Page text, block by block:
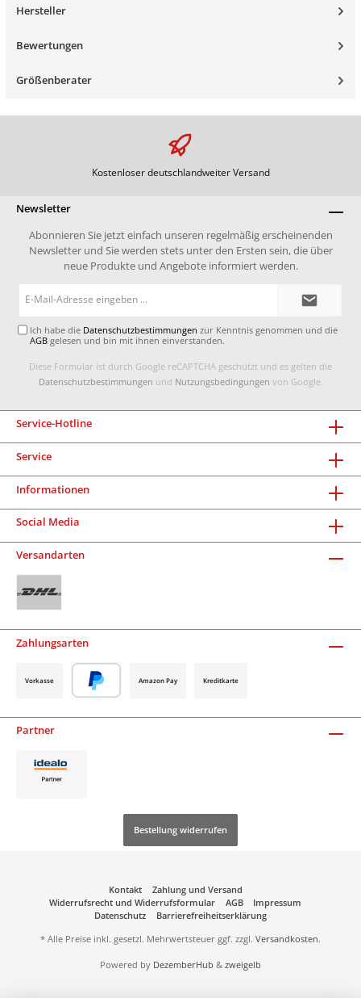
Hersteller
Bewertungen
Größenberater
Kostenloser deutschlandweiter Versand
Newsletter
Abonnieren Sie jetzt einfach unseren regelmäßig erscheinenden
Newsletter und Sie werden stets unter den Ersten sein, die über
neue Produkte und Angebote informiert werden.
Ich habe die Datenschutzbestimmungen zur Kenntnis genommen und die
AGB gelesen und bin mit ihnen einverstanden.
Diese Formular ist durch Google reCAPTCHA geschützt und es gelten die
Datenschutzbestimmungen und Nutzungsbedingungen von Google.
Service-Hotline
Service
Informationen
Social Media
Versandarten
Zahlungsarten
Vorkasse Amazon Pay Kreditkarte
Partner
Bestellung widerrufen
Kontakt
Zahlung und Versand
Widerrufsrecht und Widerrufsformular
AGB
Impressum
Datenschutz
Barrierefreiheitserklärung
* Alle Preise inkl. gesetzl. Mehrwertsteuer ggf. zzgl. Versandkosten.
Powered by DezemberHub & zweigelb